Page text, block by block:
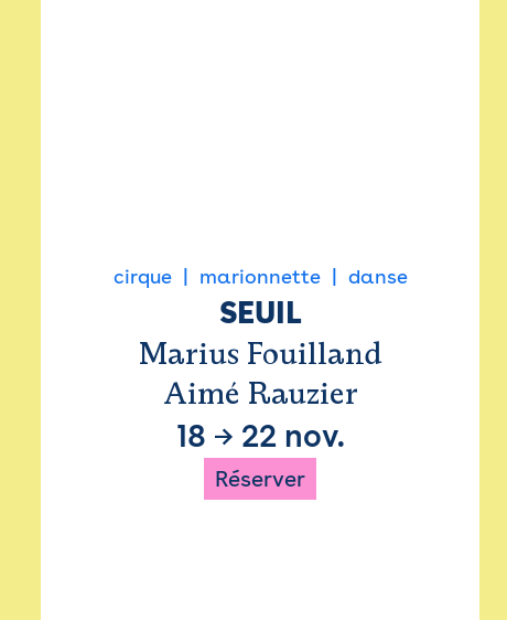
cirque marionnette danse
SEUIL
Marius Fouilland
Aimé Rauzier
18 → 22 nov.
Réserver